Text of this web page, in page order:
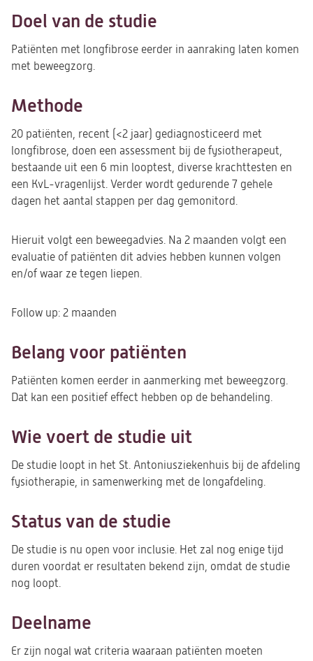
Doel van de studie
Patiënten met longfibrose eerder in aanraking laten komen
met beweegzorg.
Methode
20 patiënten, recent (<2 jaar) gediagnosticeerd met
longfibrose, doen een assessment bij de fysiotherapeut,
bestaande uit een 6 min looptest, diverse krachttesten en
een KvL-vragenlijst. Verder wordt gedurende 7 gehele
dagen het aantal stappen per dag gemonitord.
Hieruit volgt een beweegadvies. Na 2 maanden volgt een
evaluatie of patiënten dit advies hebben kunnen volgen
en/of waar ze tegen liepen.
Follow up: 2 maanden
Belang voor patiënten
Patiënten komen eerder in aanmerking met beweegzorg.
Dat kan een positief effect hebben op de behandeling.
Wie voert de studie uit
De studie loopt in het St. Antoniusziekenhuis bij de afdeling
fysiotherapie, in samenwerking met de longafdeling.
Status van de studie
De studie is nu open voor inclusie. Het zal nog enige tijd
duren voordat er resultaten bekend zijn, omdat de studie
nog loopt.
Deelname
Er zijn nogal wat criteria waaraan patiënten moeten